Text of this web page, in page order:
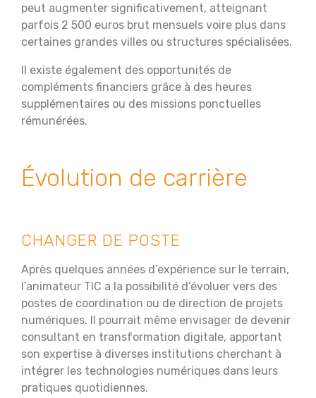
peut augmenter significativement, atteignant
parfois 2 500 euros brut mensuels voire plus dans
certaines grandes villes ou structures spécialisées.
Il existe également des opportunités de
compléments financiers grâce à des heures
supplémentaires ou des missions ponctuelles
rémunérées.
Évolution de carrière
CHANGER DE POSTE
Après quelques années d’expérience sur le terrain,
l’animateur TIC a la possibilité d’évoluer vers des
postes de coordination ou de direction de projets
numériques. Il pourrait même envisager de devenir
consultant en transformation digitale, apportant
son expertise à diverses institutions cherchant à
intégrer les technologies numériques dans leurs
pratiques quotidiennes.